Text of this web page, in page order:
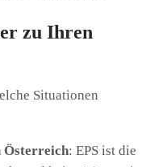
zu Ihren
Situationen
Österreich: EPS ist die